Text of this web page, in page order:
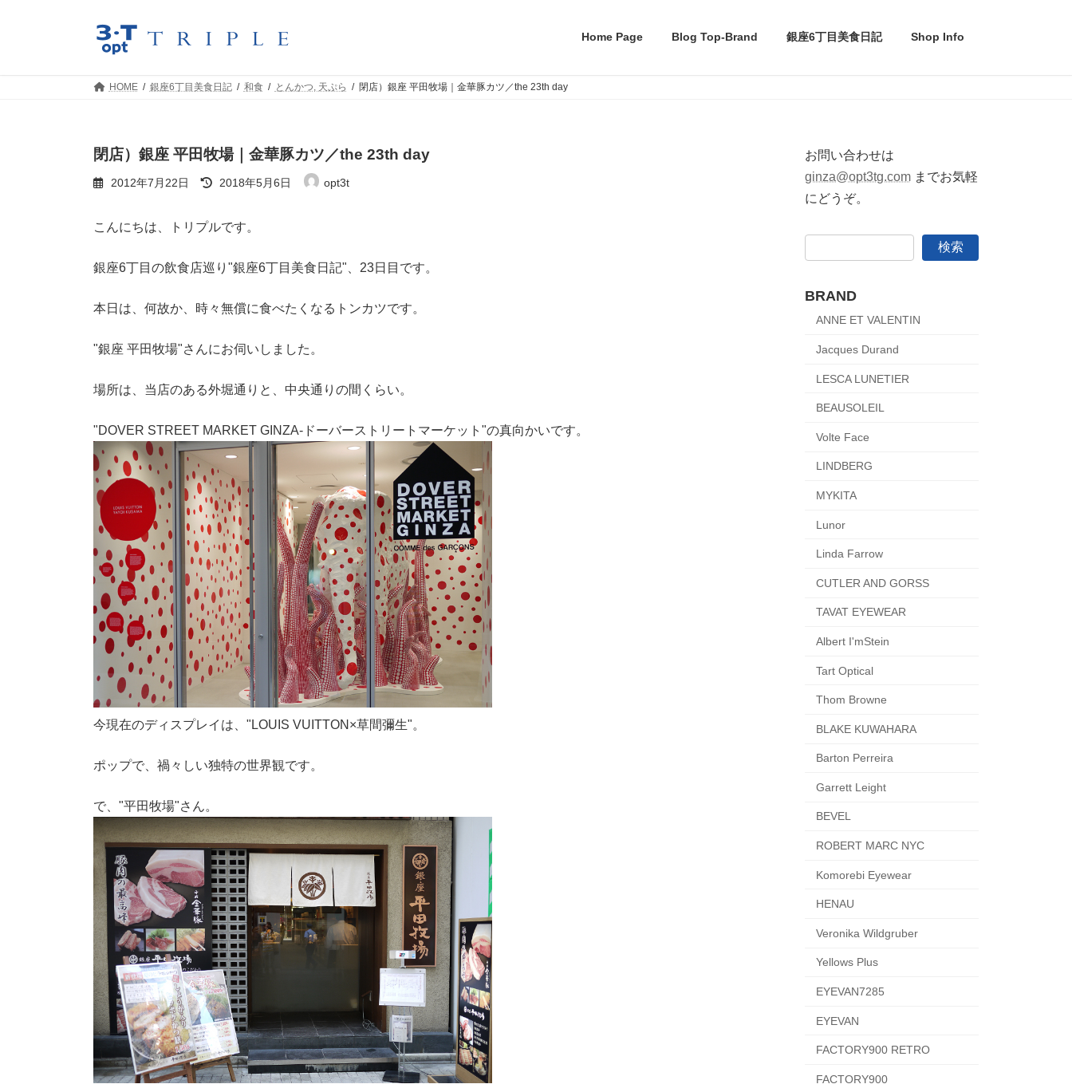
Home Page Blog Top-Brand 銀座6丁目美食日記 Shop Info
HOME 銀座6丁目美食日記 和食 とんかつ, 天ぷら 閉店）銀座 平田牧場｜金華豚カツ／the 23th day
閉店）銀座 平田牧場｜金華豚カツ／the 23th day
2012年7月22日
最
終
新
日
:
2018年5月6日 opt3t
こんにちは、トリプルです。
銀座6丁目の飲食店巡り"銀座6丁目美食日記"、23日目です。
本日は、何故か、時々無償に食べたくなるトンカツです。
"銀座 平田牧場"さんにお伺いしました。
場所は、当店のある外堀通りと、中央通りの間くらい。
"DOVER STREET MARKET GINZA-ドーバーストリートマーケット"の真向かいです。
今現在のディスプレイは、"LOUIS VUITTON×草間彌生"。
ポップで、禍々しい独特の世界観です。
で、"平田牧場"さん。
お問い合わせは
ginza@opt3tg.comまでお気軽
にどうぞ。
検索
BRAND
ANNE ET VALENTIN
Jacques Durand
LESCA LUNETIER
BEAUSOLEIL
Volte Face
LINDBERG
MYKITA
Lunor
Linda Farrow
CUTLER AND GORSS
TAVAT EYEWEAR
Albert I'mStein
Tart Optical
Thom Browne
BLAKE KUWAHARA
Barton Perreira
Garrett Leight
BEVEL
ROBERT MARC NYC
Komorebi Eyewear
HENAU
Veronika Wildgruber
Yellows Plus
EYEVAN7285
EYEVAN
FACTORY900 RETRO
FACTORY900